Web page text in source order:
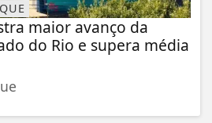
maior avanço da
do Rio e supera média